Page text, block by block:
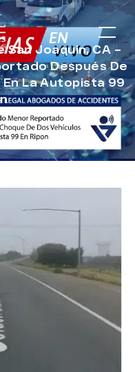
San Joaquin, CA –
Después De
En La Autopista 99